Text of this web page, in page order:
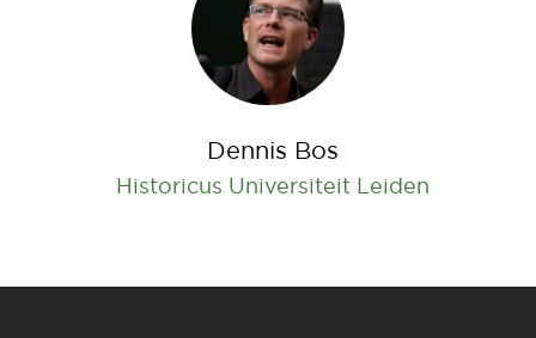
Dennis Bos
Historicus Universiteit Leiden